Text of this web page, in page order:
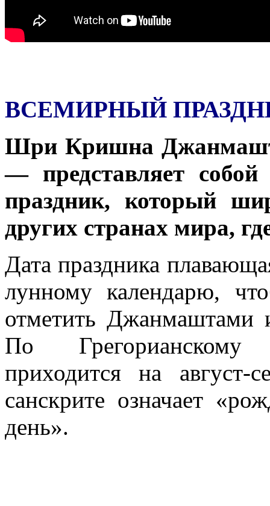
ВСЕМИРНЫЙ
Шри Кришна
— представляет собой
праздник, который
других странах мира,
Дата праздника
лунному календарю,
отметить Джанмаштами
По
приходится на
санскрите означает
день».